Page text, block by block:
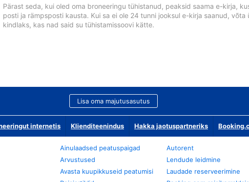
Pärast seda, kui oled oma broneeringu tühistanud, peaksid saama e-kirja,
posti ja rämpsposti kausta. Kui sa ei ole 24 tunni jooksul e-kirja saanud,
kindlaks, kas nad said su tühistamissoovi kätte.
Lisa oma majutusasutus
internetis Klienditeenindus Hakka jaotuspartneriks
Ainulaadsed peatuspaigad
Arvustused
Avasta kuupikkuseid peatumisi
Autorent
Lendude leidmine
Laudade reserveerimine